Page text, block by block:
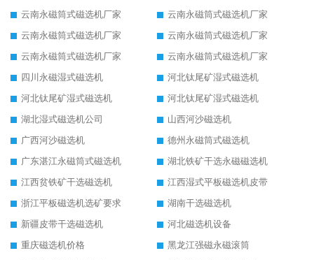
云南永磁筒式磁选机厂家
云南永磁筒式磁选机厂家
云南永磁筒式磁选机厂家
云南永磁筒式磁选机厂家
云南永磁筒式磁选机厂家
云南永磁筒式磁选机厂家
四川永磁湿式磁选机
河北钛尾矿湿式磁选机
河北钛尾矿湿式磁选机
河北钛尾矿湿式磁选机
湖北湿式磁选机公司
山西河沙磁选机
广西河沙磁选机
德州永磁筒式磁选机
广东湛江永磁筒式磁选机
湖北铁矿干选永磁磁选机
江西贫铁矿干选磁选机
江西湿式平板磁选机皮带
浙江平板磁选机选矿要求
湖南干选磁选机
新疆皮带干选磁选机
河北磁选机设备
重庆磁选机价格
黑龙江强磁永磁滚筒